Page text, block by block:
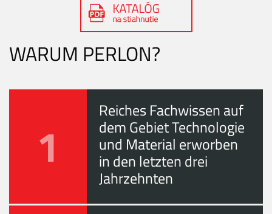
WARUM PERLON?
1
Reiches Fachwissen auf
dem Gebiet Technologie
und Material erworben
in den letzten drei
Jahrzehnten